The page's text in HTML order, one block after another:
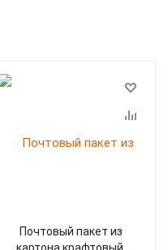
Почтовый пакет из